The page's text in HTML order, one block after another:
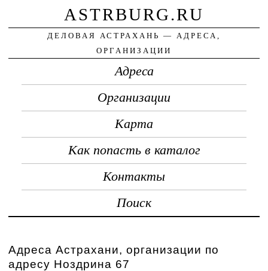
ASTRBURG.RU
ДЕЛОВАЯ АСТРАХАНЬ — АДРЕСА,
ОРГАНИЗАЦИИ
Адреса
Организации
Карта
Как попасть в каталог
Контакты
Поиск
Адреса Астрахани, организации по
адресу Ноздрина 67